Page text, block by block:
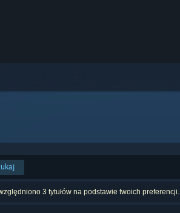
3 tytułów na podstawie twoich preferencji.